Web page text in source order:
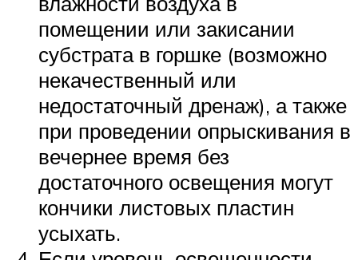
помещении или закисании
субстрата в горшке (возможно
некачественный или
недостаточный дренаж), а также
при проведении опрыскивания в
вечернее время без
достаточного освещения могут
кончики листовых пластин
усыхать.